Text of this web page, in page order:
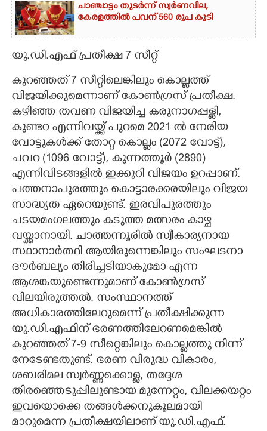
ചാഞ്ചാട്ടം തുടർന്ന് സ്വർണവില,
കേരളത്തിൽ പവന് 560 രൂപ കൂടി
യു.ഡി.എഫ് പ്രതീക്ഷ 7 സീറ്റ്
കുറഞ്ഞത് 7 സീറ്റിലെങ്കിലും കൊല്ലത്ത്
വിജയിക്കുമെന്നാണ് കോൺഗ്രസ് പ്രതീക്ഷ.
കഴിഞ്ഞ തവണ വിജയിച്ച കരുനാഗപ്പള്ളി,
കുണ്ടറ എന്നിവയ്ക്ക് പുറമെ 2021 ൽ നേരിയ
വോട്ടുകൾക്ക് തോറ്റ കൊല്ലം (2072 വോട്ട്),
ചവറ (1096 വോട്ട്), കുന്നത്തൂർ (2890)
എന്നിവിടങ്ങളിൽ ഇക്കുറി വിജയം ഉറപ്പാണ്.
പത്തനാപുരത്തും കൊട്ടാരക്കരയിലും വിജയ
സാദ്ധ്യത ഏറെയുണ്ട്. ഇരവിപുരത്തും
ചടയമംഗലത്തും കടുത്ത മത്സരം കാഴ്ച
വയ്ക്കാനായി. ചാത്തന്നൂരിൽ സ്വീകാര്യനായ
സ്ഥാനാർത്ഥി ആയിരുന്നെങ്കിലും സംഘടനാ
ദൗർബല്യം തിരിച്ചടിയാകുമോ എന്ന
ആശങ്കയുണ്ടെന്നുമാണ് കോൺഗ്രസ്
വിലയിരുത്തൽ. സംസ്ഥാനത്ത്
അധികാരത്തിലേറുമെന്ന് പ്രതീക്ഷിക്കുന്ന
യു.ഡി.എഫിന് ഭരണത്തിലേറണമെങ്കിൽ
കുറഞ്ഞത് 7-9 സീറ്റെങ്കിലും കൊല്ലത്തു നിന്ന്
നേടേണ്ടതുണ്ട്. ഭരണ വിരുദ്ധ വികാരം,
ശബരിമല സ്വർണ്ണക്കൊള്ള, തദ്ദേശ
തിരഞ്ഞെടുപ്പിലുണ്ടായ മുന്നേറ്റം, വിലക്കയറ്റം
ഇവയൊക്കെ തങ്ങൾക്കനുകൂലമായി
മാറുമെന്ന പ്രതീക്ഷയിലാണ് യു.ഡി.എഫ്.